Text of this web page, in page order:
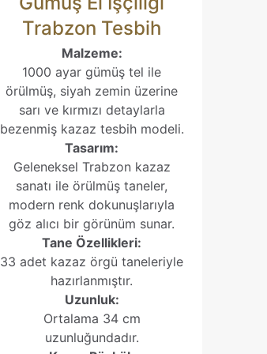
Trabzon Tesbih
Malzeme:
1000 ayar gümüş tel ile
örülmüş, siyah zemin üzerine
sarı ve kırmızı detaylarla
bezenmiş kazaz tesbih modeli.
Tasarım:
Geleneksel Trabzon kazaz
sanatı ile örülmüş taneler,
modern renk dokunuşlarıyla
göz alıcı bir görünüm sunar.
Tane Özellikleri:
33 adet kazaz örgü taneleriyle
hazırlanmıştır.
Uzunluk:
Ortalama 34 cm
uzunluğundadır.